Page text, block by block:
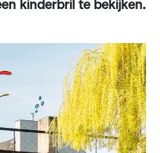
kinderbril te bekijken.